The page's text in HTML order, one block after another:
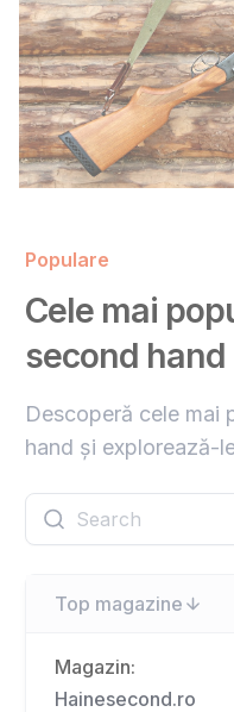
Populare
Cele mai
second hand
Descoperă cele mai
hand și explorează-
Top magazine
Magazin:
Hainesecond.ro